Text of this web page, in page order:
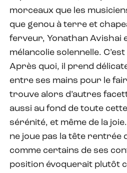
morceaux que les
que genou à terre et
ferveur, Yonathan Avishai
mélancolie solennelle.
Après quoi, il prend
entre ses mains pour le
trouve alors d’autres
aussi au fond de toute
sérénité, et même de la
ne joue pas la tête rentrée
comme certains de ses
position évoquerait plutôt